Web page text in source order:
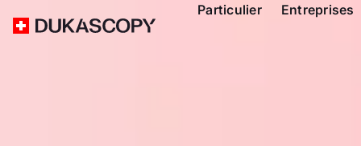
Particulier Entreprises